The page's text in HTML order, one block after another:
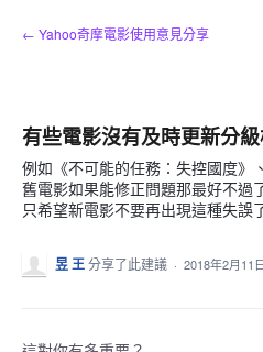
到
← Yahoo奇摩電影使用意見分享
有些電影沒有及時更新分級
例如《不可能的任務：失控國度》
舊電影如果能修正問題那最好不過
只希望新電影不要再出現這種失誤
昱 王分享了此建議 · 2018年2月11日